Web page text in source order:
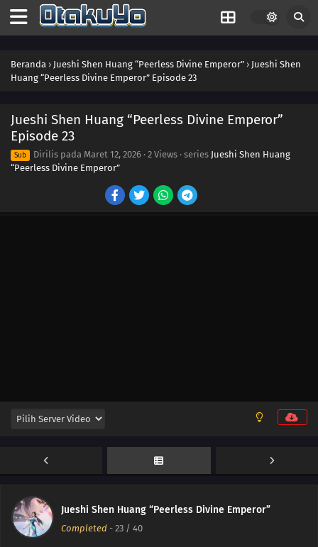
Beranda › Jueshi Shen Huang “Peerless Divine Emperor” › Jueshi Shen
Huang “Peerless Divine Emperor” Episode 23
Jueshi Shen Huang “Peerless Divine Emperor”
Episode 23
Sub Dirilis pada Maret 12, 2026 · 2 Views · series Jueshi Shen Huang
“Peerless Divine Emperor”
Jueshi Shen Huang “Peerless Divine Emperor”
Completed - 23 / 40
39 Episode 39
37 Episode 37
Episode 26
Episode 25